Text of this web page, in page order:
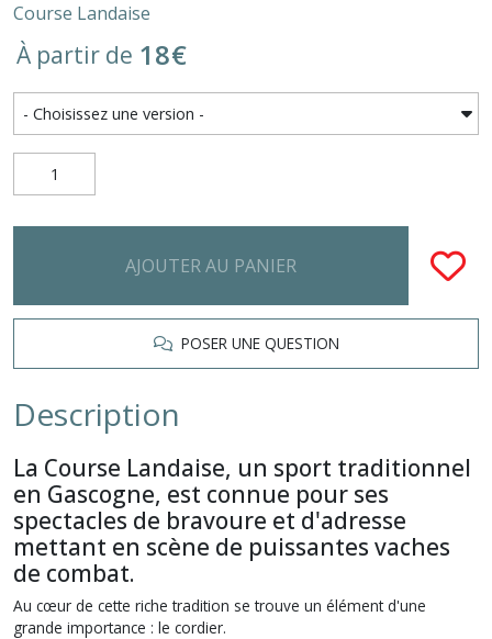
Course Landaise
À partir de 18€
AJOUTER AU PANIER
POSER UNE QUESTION
Description
La Course Landaise, un sport traditionnel
en Gascogne, est connue pour ses
spectacles de bravoure et d'adresse
mettant en scène de puissantes vaches
de combat.
Au cœur de cette riche tradition se trouve un élément d'une
grande importance : le cordier.